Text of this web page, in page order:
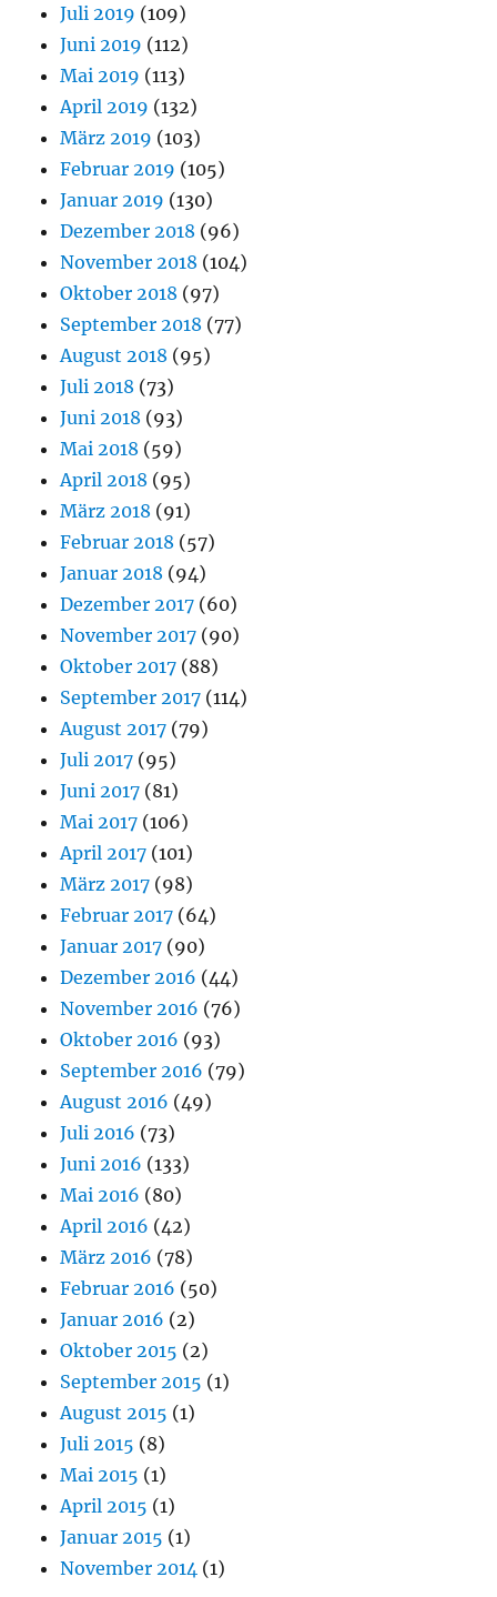
Juli 2019 (109)
Juni 2019 (112)
Mai 2019 (113)
April 2019 (132)
März 2019 (103)
Februar 2019 (105)
Januar 2019 (130)
Dezember 2018 (96)
November 2018 (104)
Oktober 2018 (97)
September 2018 (77)
August 2018 (95)
Juli 2018 (73)
Juni 2018 (93)
Mai 2018 (59)
April 2018 (95)
März 2018 (91)
Februar 2018 (57)
Januar 2018 (94)
Dezember 2017 (60)
November 2017 (90)
Oktober 2017 (88)
September 2017 (114)
August 2017 (79)
Juli 2017 (95)
Juni 2017 (81)
Mai 2017 (106)
April 2017 (101)
März 2017 (98)
Februar 2017 (64)
Januar 2017 (90)
Dezember 2016 (44)
November 2016 (76)
Oktober 2016 (93)
September 2016 (79)
August 2016 (49)
Juli 2016 (73)
Juni 2016 (133)
Mai 2016 (80)
April 2016 (42)
März 2016 (78)
Februar 2016 (50)
Januar 2016 (2)
Oktober 2015 (2)
September 2015 (1)
August 2015 (1)
Juli 2015 (8)
Mai 2015 (1)
April 2015 (1)
Januar 2015 (1)
November 2014 (1)